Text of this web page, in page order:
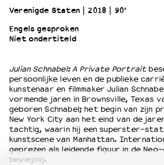
OVER LANTARENVENSTER
Wie is wie
Word vriend
Historie
Partners
Huisregels
Privacyverklaring
Integriteits- en gedragscode
Verenigde Staten
2018
90’
Engels gesproken
Niet ondertiteld
Julian Schnabel: A Private Portrait
persoonlijke leven en de publieke
kunstenaar en filmmaker Julian
vormende jaren in Brownsville, Texas
geboren Schnabel; het begin van zijn
New York City aan het eind van de
tachtig, waarin hij een superster-
kunstscene van Manhattan.
geprezen als leidende figuur in de
beweging.